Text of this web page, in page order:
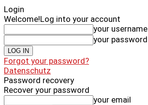
Login
Welcome!Log into your account
your username
your password
Forgot your password?
Datenschutz
Password recovery
Recover your password
your email